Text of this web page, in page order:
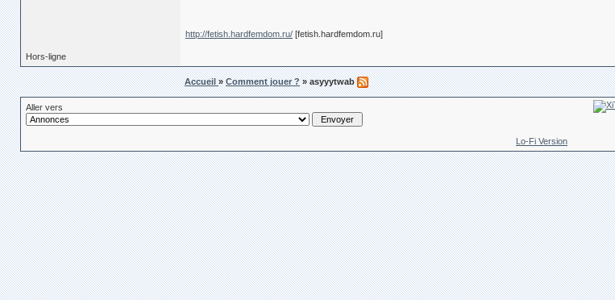
http://fetish.hardfemdom.ru/ [fetish.hardfemdom.ru]
Hors-ligne
Accueil»Comment jouer ? » asyyytwab
Aller vers
Lo-Fi Version